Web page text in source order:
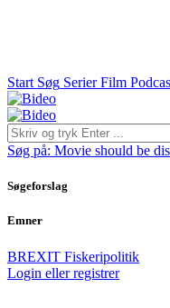
Start Søg Serier Film
Søg på: Movie should be
Søgeforslag
Emner
BREXIT Fiskeripolitik
Login eller registrer